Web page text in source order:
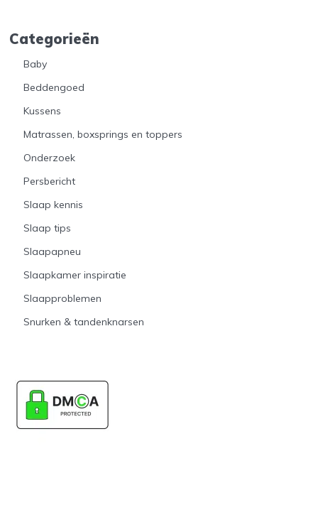
Categorieën
Baby
Beddengoed
Kussens
Matrassen, boxsprings en toppers
Onderzoek
Persbericht
Slaap kennis
Slaap tips
Slaapapneu
Slaapkamer inspiratie
Slaapproblemen
Snurken & tandenknarsen